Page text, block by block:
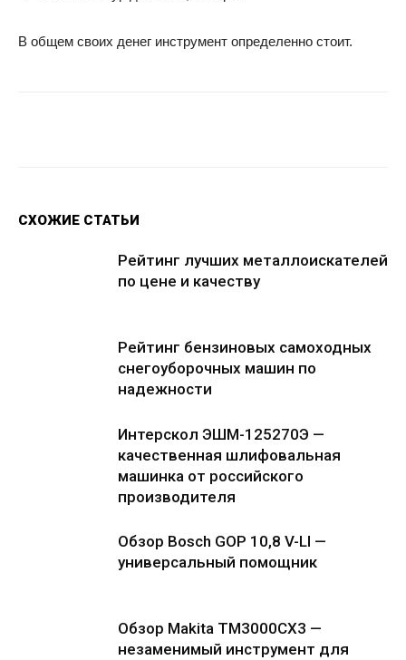
В общем своих денег инструмент определенно стоит.
СХОЖИЕ СТАТЬИ
Рейтинг лучших металлоискателей
по цене и качеству
Рейтинг бензиновых самоходных
снегоуборочных машин по
надежности
Интерскол ЭШМ-125270Э —
качественная шлифовальная
машинка от российского
производителя
Обзор Bosch GOP 10,8 V-LI —
универсальный помощник
Обзор Makita TM3000CX3 —
незаменимый инструмент для